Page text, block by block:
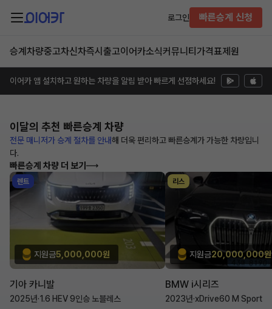
로그인 빠른승계 신청
승계차량중고차신차즉시출고이어카소식커뮤니티 가격표제원
이어카 앱 설치하고 원하는 차량을 알림 받아 빠르게 선점하세요!
이달의 추천 빠른승계 차량
전문 매니저가 승계 절차를 안내해 더욱 편리하고 빠른승계가 가능한 차량입니
다.
빠른승계 차량 더 보기
렌트
지원금5,000,000원
기아 카니발
2025년·1.6 HEV 9인승 노블레스
리스
지원금20,000,000원
BMW i시리즈
2023년·xDrive60 M Sport